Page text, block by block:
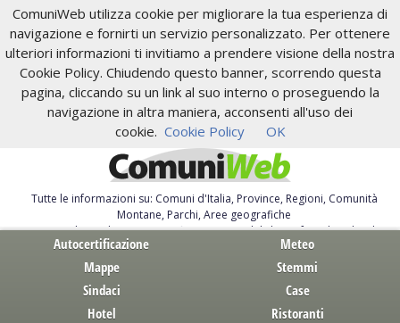
ComuniWeb utilizza cookie per migliorare la tua esperienza di
navigazione e fornirti un servizio personalizzato. Per ottenere
ulteriori informazioni ti invitiamo a prendere visione della nostra
Cookie Policy. Chiudendo questo banner, scorrendo questa
pagina, cliccando su un link al suo interno o proseguendo la
navigazione in altra maniera, acconsenti all'uso dei
cookie. Cookie Policy OK
Tutte le informazioni su: Comuni d'Italia, Province, Regioni, Comunità
Montane, Parchi, Aree geografiche
Servizi al Cittadino. Autocertificazione, moduli, leggi, free download
Autocertificazione
Meteo
Mappe
Stemmi
Sindaci
Case
Hotel
Ristoranti